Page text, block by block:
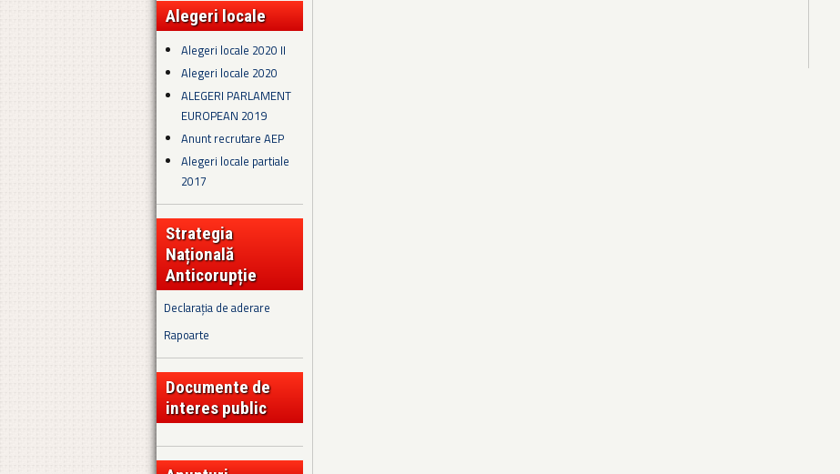
Alegeri locale
Alegeri locale 2020 II
Alegeri locale 2020
ALEGERI PARLAMENT
EUROPEAN 2019
Anunt recrutare AEP
Alegeri locale partiale
2017
Strategia
Națională
Anticorupție
Declarația de aderare
Rapoarte
Documente de
interes public